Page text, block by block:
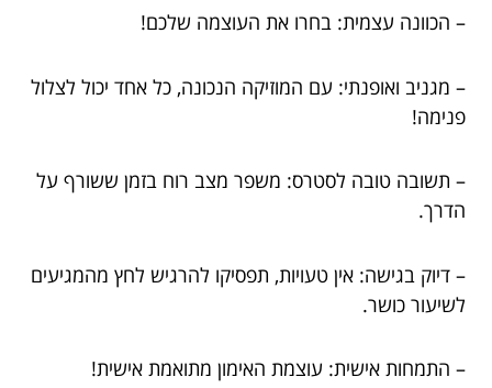
– הכוונה עצמית: בחרו את העוצמה שלכם!
– מגניב ואופנתי: עם המוזיקה הנכונה, כל אחד יכול לצלול
פנימה!
– תשובה טובה לסטרס: משפר מצב רוח בזמן ששורף על
הדרך.
– דיוק בגישה: אין טעויות, תפסיקו להרגיש לחץ מהמגיעים
לשיעור כושר.
– התמחות אישית: עוצמת האימון מתואמת אישית!